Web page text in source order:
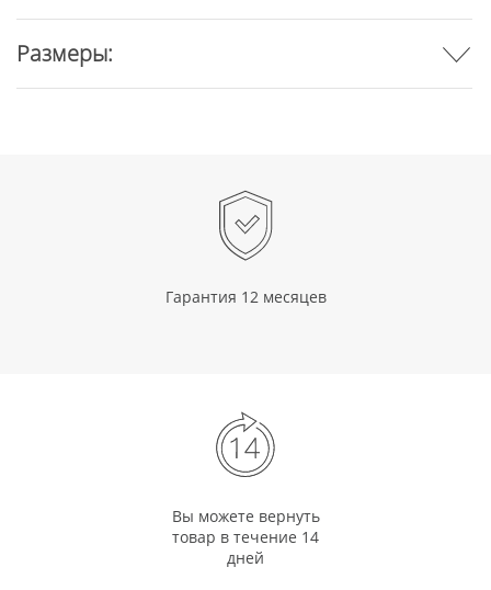
Размеры:
Гарантия 12 месяцев
Вы можете вернуть
товар в течение 14
дней